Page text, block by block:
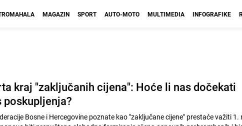
MAGAZIN SPORT AUTO-MOTO MULTIMEDIA INFOGRAFIKE
kraj "zaključanih cijena": Hoće li nas dočekati
poskupljenja?
Bosne i Hercegovine poznate kao "zaključane cijene" prestaće važiti 1.